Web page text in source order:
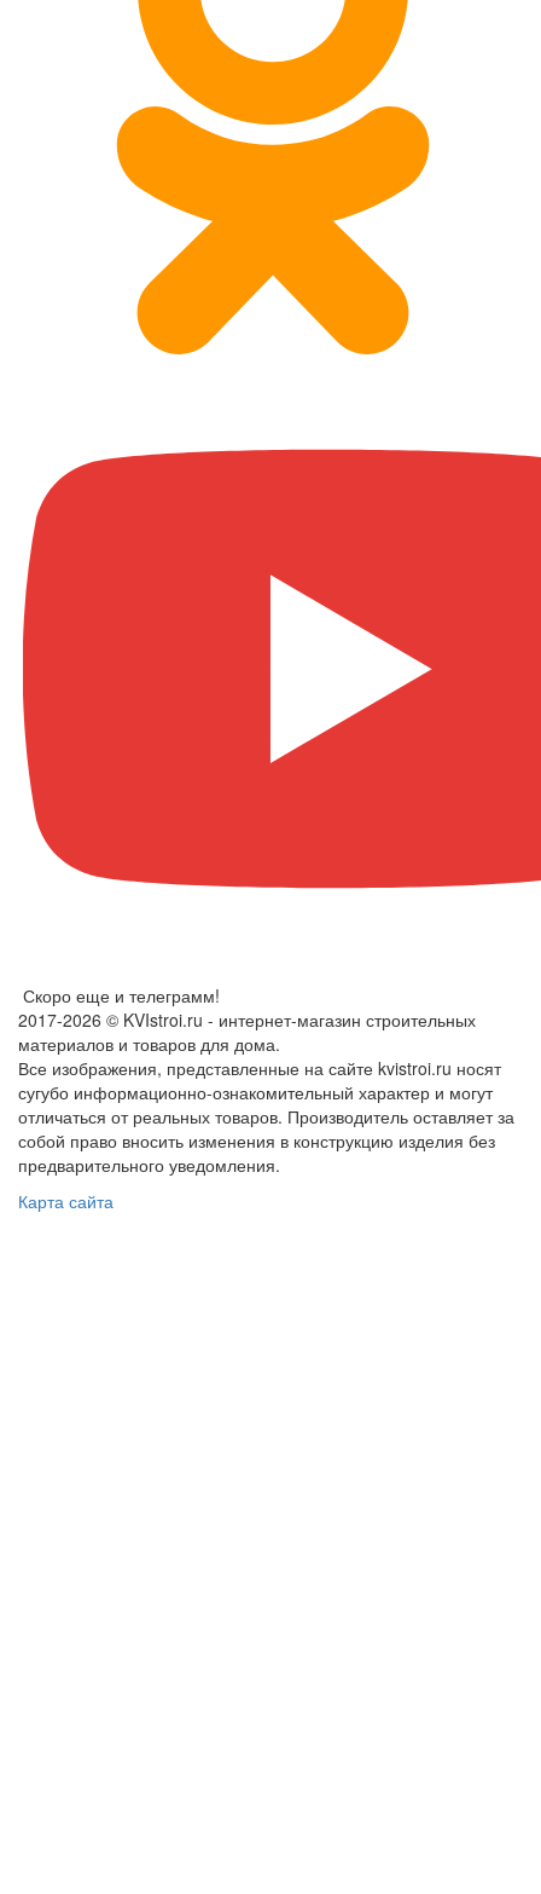
Скоро еще и телеграмм!
2017-2026 © KVIstroi.ru - интернет-магазин строительных
материалов и товаров для дома.
Все изображения, представленные на сайте kvistroi.ru носят
сугубо информационно-ознакомительный характер и могут
отличаться от реальных товаров. Производитель оставляет за
собой право вносить изменения в конструкцию изделия без
предварительного уведомления.
Карта сайта